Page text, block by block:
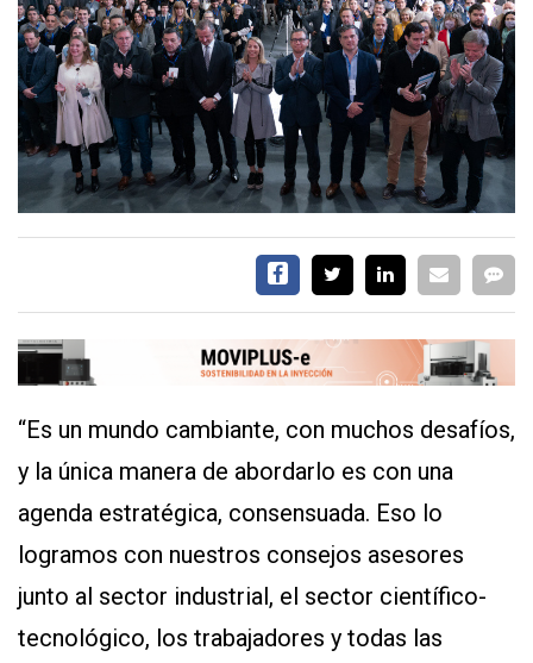
VACAS
INVESTIGACIÓN
AGRO
CONCURSO
PREMIO
CONTÁCTENOS
AYUDA
TÉRMINOS
Y
CONDICIONES
POLÍTICAS
PRIVACIDAD
“Es un mundo cambiante, con muchos desafíos,
y la única manera de abordarlo es con una
agenda estratégica, consensuada. Eso lo
logramos con nuestros consejos asesores
junto al sector industrial, el sector científico-
tecnológico, los trabajadores y todas las